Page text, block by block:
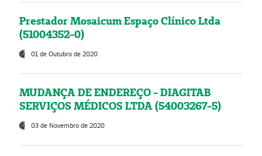
Prestador Mosaicum Espaço Clínico Ltda
(51004352-0)
01 de Outubro de 2020
MUDANÇA DE ENDEREÇO - DIAGITAB
SERVIÇOS MÉDICOS LTDA (54003267-5)
03 de Novembro de 2020